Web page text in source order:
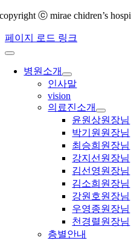
copyright ⓒ mirae chidren’s
페이지 로드 링크
병원소개
인사말
vision
의료진소개
윤원상원장님
박기원원장님
최승희원장님
강지선원장님
김선영원장님
김소희원장님
강원호원장님
우영종원장님
천경렬원장님
층별안내